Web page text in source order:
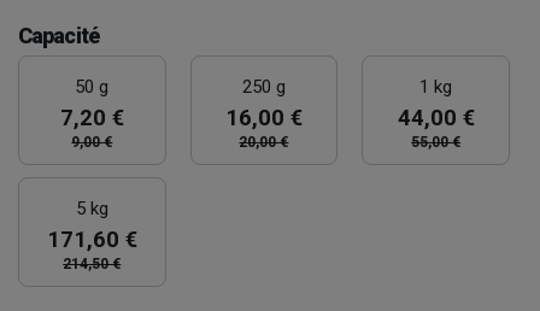
Capacité
50 g
7,20 €
9,00 €
250 g
16,00 €
20,00 €
1 kg
44,00 €
55,00 €
5 kg
171,60 €
214,50 €